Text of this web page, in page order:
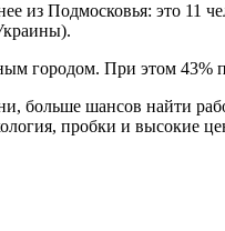
из Подмосковья: это 11
городом. При этом 43%
шансов найти
пробки и